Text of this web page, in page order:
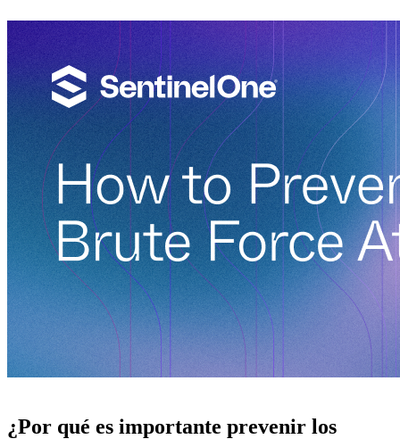
¿Por qué es importante prevenir los